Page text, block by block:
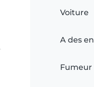
Voiture
A des
Fumeur